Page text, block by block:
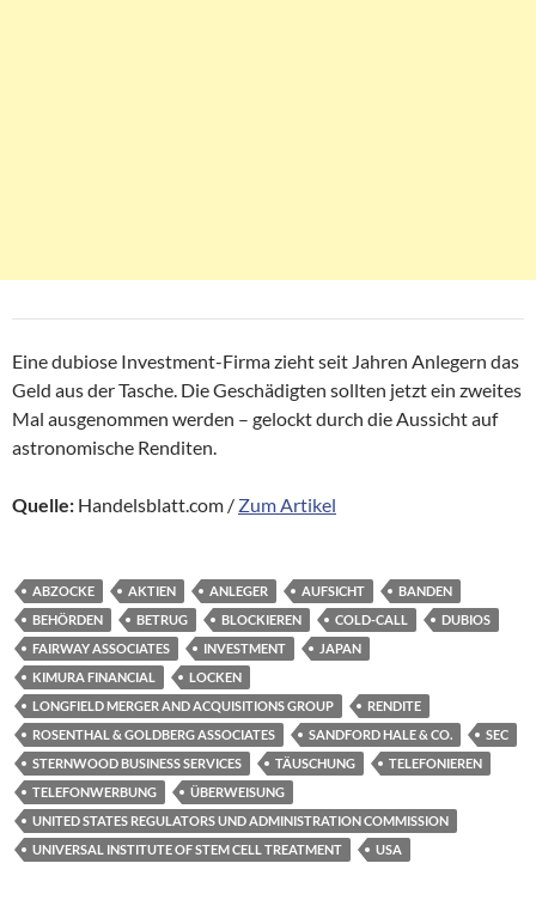
Eine dubiose Investment-Firma zieht seit Jahren Anlegern das
Geld aus der Tasche. Die Geschädigten sollten jetzt ein zweites
Mal ausgenommen werden – gelockt durch die Aussicht auf
astronomische Renditen.
Quelle: Handelsblatt.com / Zum Artikel
ABZOCKE AKTIEN ANLEGER AUFSICHT
BANDEN
BEHÖRDEN
BETRUG BLOCKIEREN COLD-CALL
DUBIOS
FAIRWAY ASSOCIATES
INVESTMENT
JAPAN
KIMURA FINANCIAL
LOCKEN
LONGFIELD MERGER AND ACQUISITIONS GROUP
RENDITE
ROSENTHAL & GOLDBERG ASSOCIATES
SANDFORD HALE & CO.
SEC
STERNWOOD BUSINESS SERVICES
TÄUSCHUNG
TELEFONIEREN
TELEFONWERBUNG
ÜBERWEISUNG
UNITED STATES REGULATORS UND ADMINISTRATION COMMISSION
UNIVERSAL INSTITUTE OF STEM CELL TREATMENT
USA